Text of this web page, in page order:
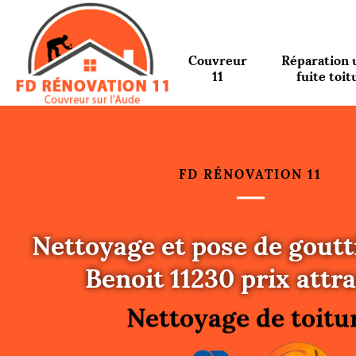
Couvreur
11
Réparation
fuite
FD RÉNOVATION 11
Nettoyage et pose de
Benoit 11230 prix
Urgence fuite
Changement de
Nettoyage de